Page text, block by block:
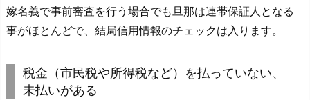
嫁名義で事前審査を行う場合でも旦那は連帯保証人となる
事がほとんどで、結局信用情報のチェックは入ります。
税金（市民税や所得税など）を払っていない、
未払いがある